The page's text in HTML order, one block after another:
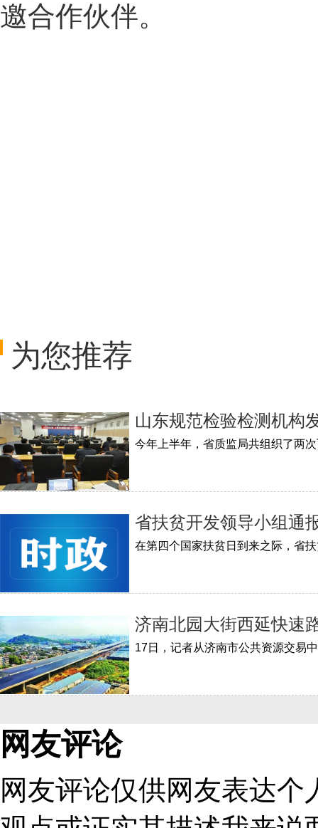
邀合作伙伴。
为您推荐
山东规范检验检测机构
省扶贫开发领导小组通
济南北园大街西延快速
17日，记者从济南市公共资源交易
网友评论
网友评论仅供网友表达